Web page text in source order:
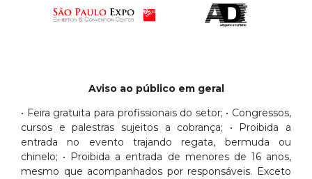
Aviso ao público em geral
• Feira gratuita para profissionais do setor; • Congressos,
cursos e palestras sujeitos a cobrança; • Proibida a
entrada no evento trajando regata, bermuda ou
chinelo; • Proibida a entrada de menores de 16 anos,
mesmo que acompanhados por responsáveis. Exceto